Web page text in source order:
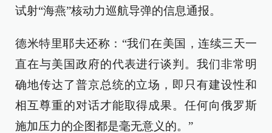
试射“海燕”核动力巡航导弹的信息通报。
德米特里耶夫还称：“我们在美国，连续三天一
直在与美国政府的代表进行谈判。我们非常明
确地传达了普京总统的立场，即只有建设性和
相互尊重的对话才能取得成果。任何向俄罗斯
施加压力的企图都是毫无意义的。”